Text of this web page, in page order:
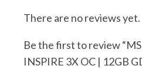
There are no reviews yet.
Be the first to review
INSPIRE 3X OC | 12GB